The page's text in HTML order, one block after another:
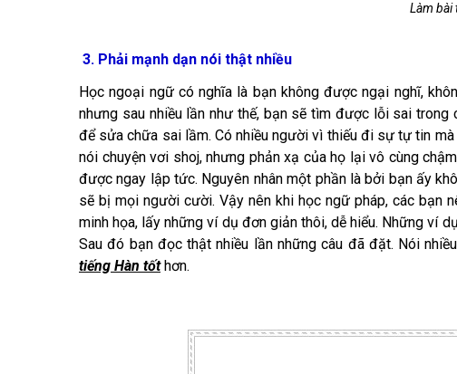
Làm bài
3. Phải mạnh dạn nói thật nhiều
Học ngoại ngữ có nghĩa là bạn không được ngại nghĩ,
nhưng sau nhiều lần như thế, bạn sẽ tìm được lỗi sai
để sửa chữa sai lầm. Có nhiều người vì thiếu đi sự tự tin
nói chuyện vơi shoj, nhưng phản xạ của họ lại vô cùng
được ngay lập tức. Nguyên nhân một phần là bởi bạn ấy
sẽ bị mọi người cười. Vậy nên khi học ngữ pháp, các bạn
minh họa, lấy những ví dụ đơn giản thôi, dễ hiểu. Những ví
Sau đó bạn đọc thật nhiều lần những câu đã đặt. Nói
tiếng Hàn tốthơn.